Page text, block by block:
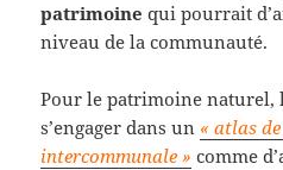
patrimoinequi pourrait
niveau de la communauté.
Pour le patrimoine
s’engager dans un « atlas
intercommunale » comme